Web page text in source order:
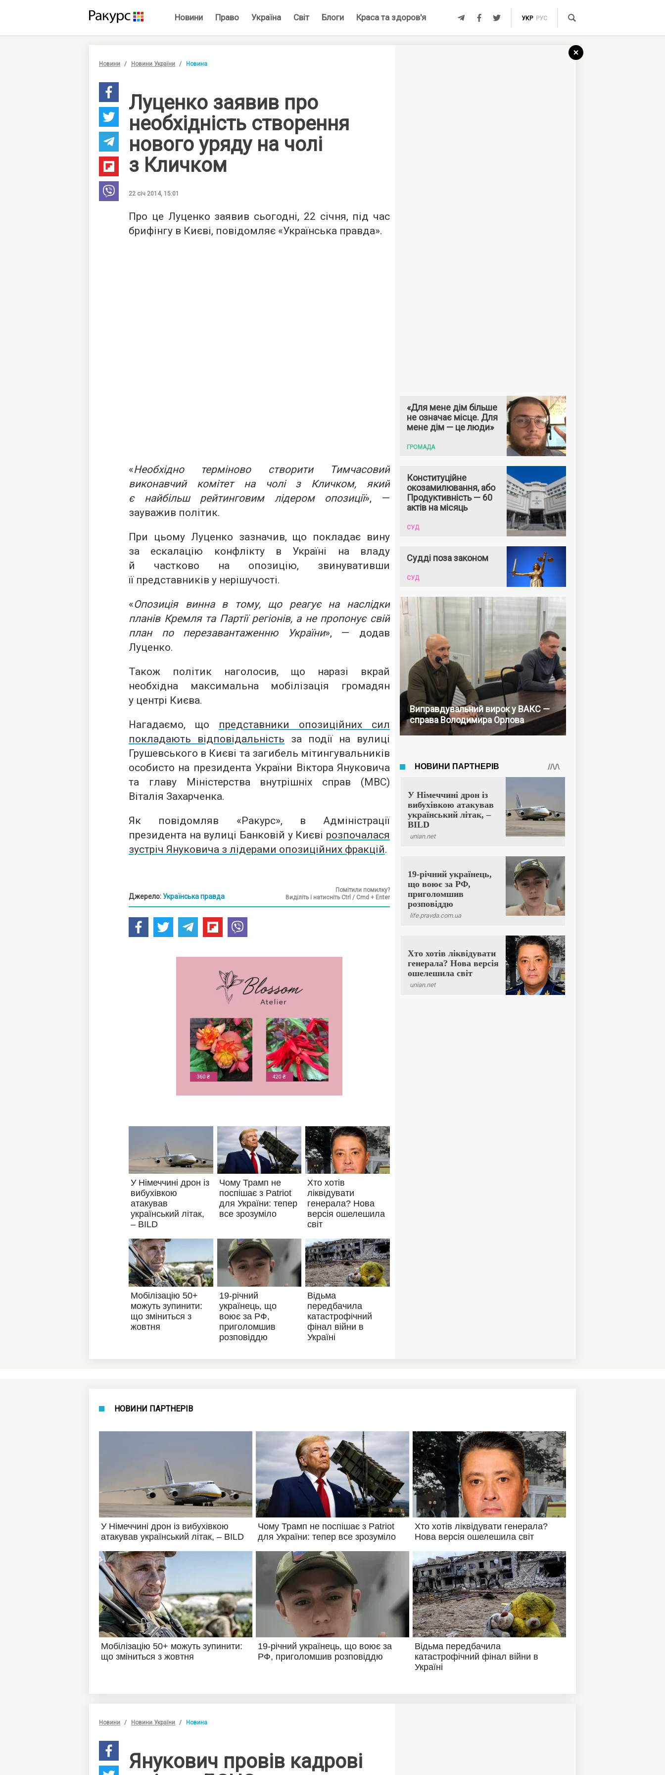
Новини Право Україна Світ Блоги Краса та здоров'я УКР РУС
Новини Новини України Новина
Луценко заявив про
необхідність створення
нового уряду на чолі
з Кличком
22 січ 2014, 15:01
Про це Луценко заявив сьогодні, 22 січня, під час
брифінгу в Києві, повідомляє «Українська правда».
«Необхідно терміново створити Тимчасовий
виконавчий комітет на чолі з Кличком, який
є найбільш рейтинговим лідером опозиції», —
зауважив політик.
При цьому Луценко зазначив, що покладає вину
за ескалацію конфлікту в Україні на владу
й частково на опозицію, звинувативши
її представників у нерішучості.
«Опозиція винна в тому, що реагує на наслідки
планів Кремля та Партії регіонів, а не пропонує свій
план по перезавантаженню України», — додав
Луценко.
Також політик наголосив, що наразі вкрай
необхідна максимальна мобілізація громадян
у центрі Києва.
Нагадаємо, що представники опозиційних сил
покладають відповідальність за події на вулиці
Грушевського в Києві та загибель мітингувальників
особисто на президента України Віктора Януковича
та главу Міністерства внутрішніх справ (МВС)
Віталія Захарченка.
Як повідомляв «Ракурс», в Адміністрації
президента на вулиці Банковій у Києві розпочалася
зустріч Януковича з лідерами опозиційних фракцій.
Джерело: Українська правда
Помітили помилку?
Виділіть і натисніть Ctrl / Cmd + Enter
«Для мене дім більше
не означає місце. Для
мене дім — це люди»
ГРОМАДА
Конституційне
окозамилювання, або
Продуктивність — 60
актів на місяць
СУД
Судді поза законом
СУД
Виправдувальний вирок у ВАКС —
справа Володимира Орлова
НОВИНИ ПАРТНЕРІВ
Новини Новини України Новина
Янукович провів кадрові